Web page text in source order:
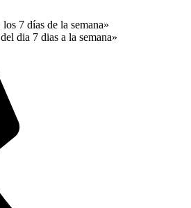
7 días de la semana»
dia 7 dias a la semana»